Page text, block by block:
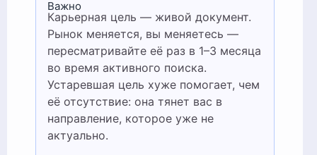
Важно
Карьерная цель — живой документ.
Рынок меняется, вы меняетесь —
пересматривайте её раз в 1–3 месяца
во время активного поиска.
Устаревшая цель хуже помогает, чем
её отсутствие: она тянет вас в
направление, которое уже не
актуально.